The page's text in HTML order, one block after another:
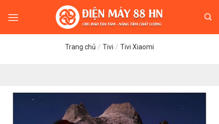
Trang chủ / Tivi / Tivi Xiaomi